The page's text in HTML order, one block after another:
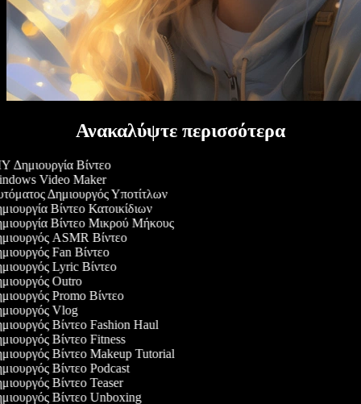
Ανακαλύψτε περισσότερα
Δημιουργία Βίντεο
Video Maker
Δημιουργός Υποτίτλων
Βίντεο Κατοικίδιων
Βίντεο Μικρού Μήκους
ASMR Βίντεο
Fan Βίντεο
Lyric Βίντεο
Outro
Promo Βίντεο
Vlog
Βίντεο Fashion Haul
Βίντεο Fitness
Βίντεο Makeup Tutorial
Βίντεο Podcast
Βίντεο Teaser
Βίντεο Unboxing